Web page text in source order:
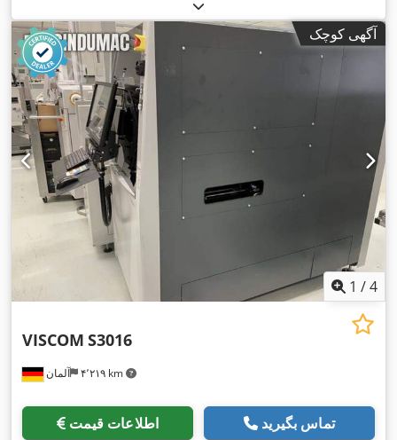
آگهی کوچک
1 /4
آلمان ۴٬۲۱۹ km
VISCOM S3016
اطلاعات قیمت تماس بگیرید